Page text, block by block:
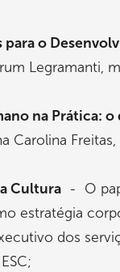
para o
Legramanti,
na Prática: o
Carolina
Cultura - O
estratégia
dos